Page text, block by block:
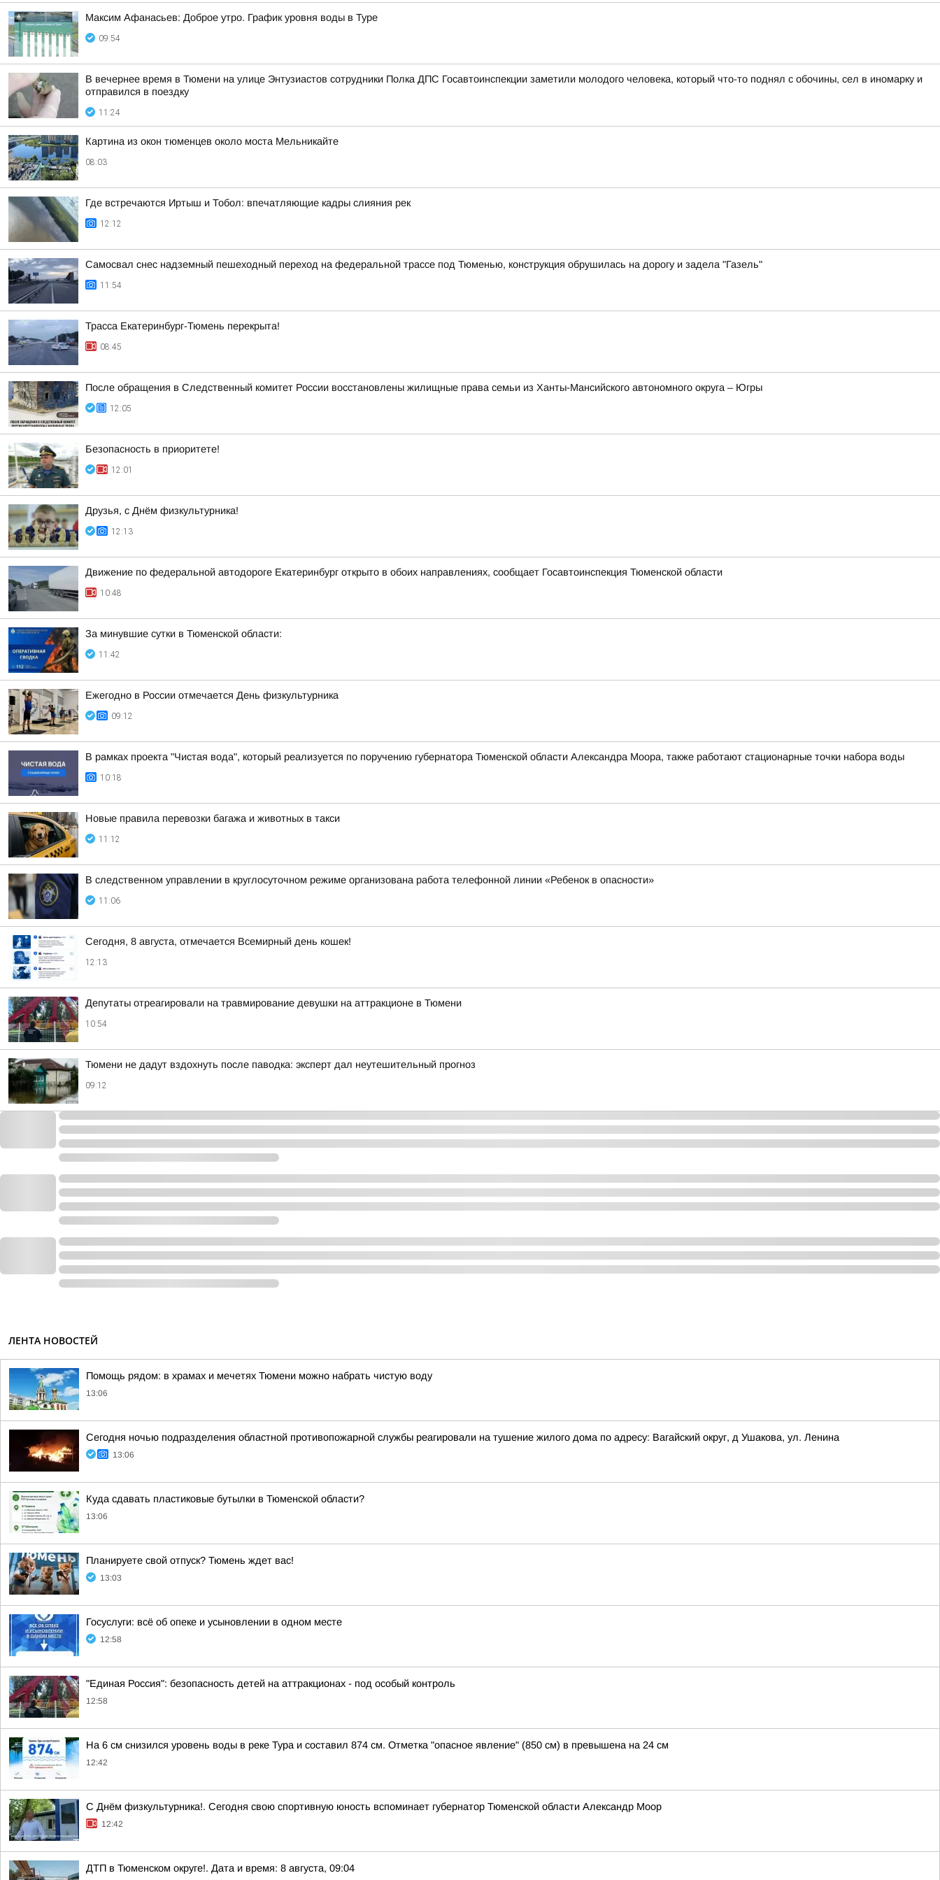
Максим Афанасьев: Доброе утро. График уровня воды в Туре
09:54
В вечернее время в Тюмени на улице Энтузиастов сотрудники Полка ДПС Госавтоинспекции заметили молодого человека, который что-то поднял с обочины, сел в иномарку и
отправился в поездку
11:24
Картина из окон тюменцев около моста Мельникайте
08:03
Где встречаются Иртыш и Тобол: впечатляющие кадры слияния рек
12:12
Самосвал снес надземный пешеходный переход на федеральной трассе под Тюменью, конструкция обрушилась на дорогу и задела "Газель"
11:54
Трасса Екатеринбург-Тюмень перекрыта!
08:45
После обращения в Следственный комитет России восстановлены жилищные права семьи из Ханты-Мансийского автономного округа – Югры
12:05
Безопасность в приоритете!
12:01
Друзья, с Днём физкультурника!
12:13
Движение по федеральной автодороге Екатеринбург открыто в обоих направлениях, сообщает Госавтоинспекция Тюменской области
10:48
За минувшие сутки в Тюменской области:
11:42
Ежегодно в России отмечается День физкультурника
09:12
В рамках проекта "Чистая вода", который реализуется по поручению губернатора Тюменской области Александра Моора, также работают стационарные точки набора воды
10:18
Новые правила перевозки багажа и животных в такси
11:12
В следственном управлении в круглосуточном режиме организована работа телефонной линии «Ребенок в опасности»
11:06
Сегодня, 8 августа, отмечается Всемирный день кошек!
12:13
Депутаты отреагировали на травмирование девушки на аттракционе в Тюмени
10:54
Тюмени не дадут вздохнуть после паводка: эксперт дал неутешительный прогноз
09:12
ЛЕНТА НОВОСТЕЙ
Помощь рядом: в храмах и мечетях Тюмени можно набрать чистую воду
13:06
Сегодня ночью подразделения областной противопожарной службы реагировали на тушение жилого дома по адресу: Вагайский округ, д Ушакова, ул. Ленина
13:06
Куда сдавать пластиковые бутылки в Тюменской области?
13:06
Планируете свой отпуск? Тюмень ждет вас!
13:03
Госуслуги: всё об опеке и усыновлении в одном месте
12:58
"Единая Россия": безопасность детей на аттракционах - под особый контроль
12:58
На 6 см снизился уровень воды в реке Тура и составил 874 см. Отметка "опасное явление" (850 см) в превышена на 24 см
12:42
С Днём физкультурника!. Сегодня свою спортивную юность вспоминает губернатор Тюменской области Александр Моор
12:42
ДТП в Тюменском округе!. Дата и время: 8 августа, 09:04